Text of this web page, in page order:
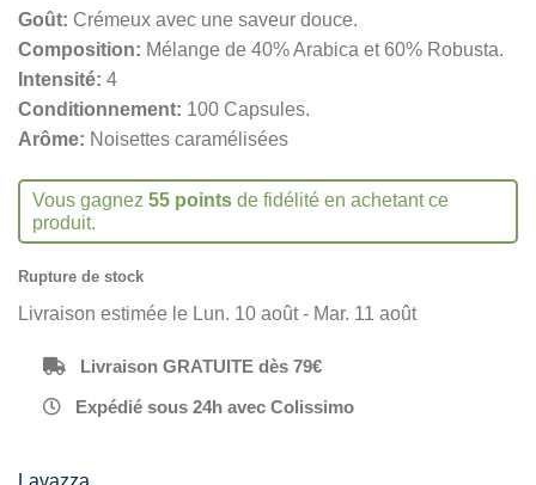
Goût: Crémeux avec une saveur douce.
Composition: Mélange de 40% Arabica et 60% Robusta.
Intensité: 4
Conditionnement: 100 Capsules.
Arôme: Noisettes caramélisées
Vous gagnez 55 points de fidélité en achetant ce
produit.
Rupture de stock
Livraison estimée le Lun. 10 août - Mar. 11 août
Livraison GRATUITE dès 79€
Expédié sous 24h avec Colissimo
Lavazza